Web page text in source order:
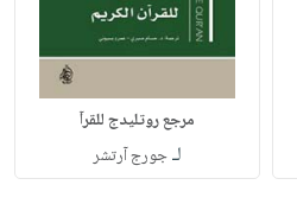
مرجع روتليدج للقرآ
لـجورج آرتشر